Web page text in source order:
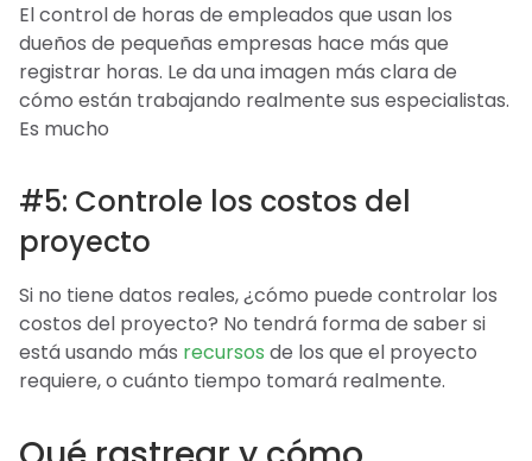
El control de horas de empleados que usan los
dueños de pequeñas empresas hace más que
registrar horas. Le da una imagen más clara de
cómo están trabajando realmente sus especialistas.
Es mucho
#5: Controle los costos del
proyecto
Si no tiene datos reales, ¿cómo puede controlar los
costos del proyecto? No tendrá forma de saber si
está usando más recursos de los que el proyecto
requiere, o cuánto tiempo tomará realmente.